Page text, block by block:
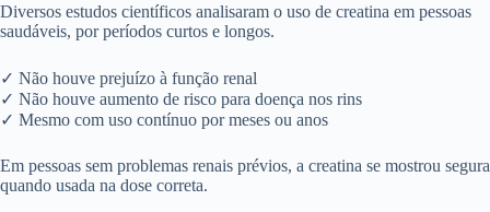
Diversos estudos científicos analisaram o uso de creatina em pessoas
saudáveis, por períodos curtos e longos.
✓ Não houve prejuízo à função renal
✓ Não houve aumento de risco para doença nos rins
✓ Mesmo com uso contínuo por meses ou anos
Em pessoas sem problemas renais prévios, a creatina se mostrou segura
quando usada na dose correta.